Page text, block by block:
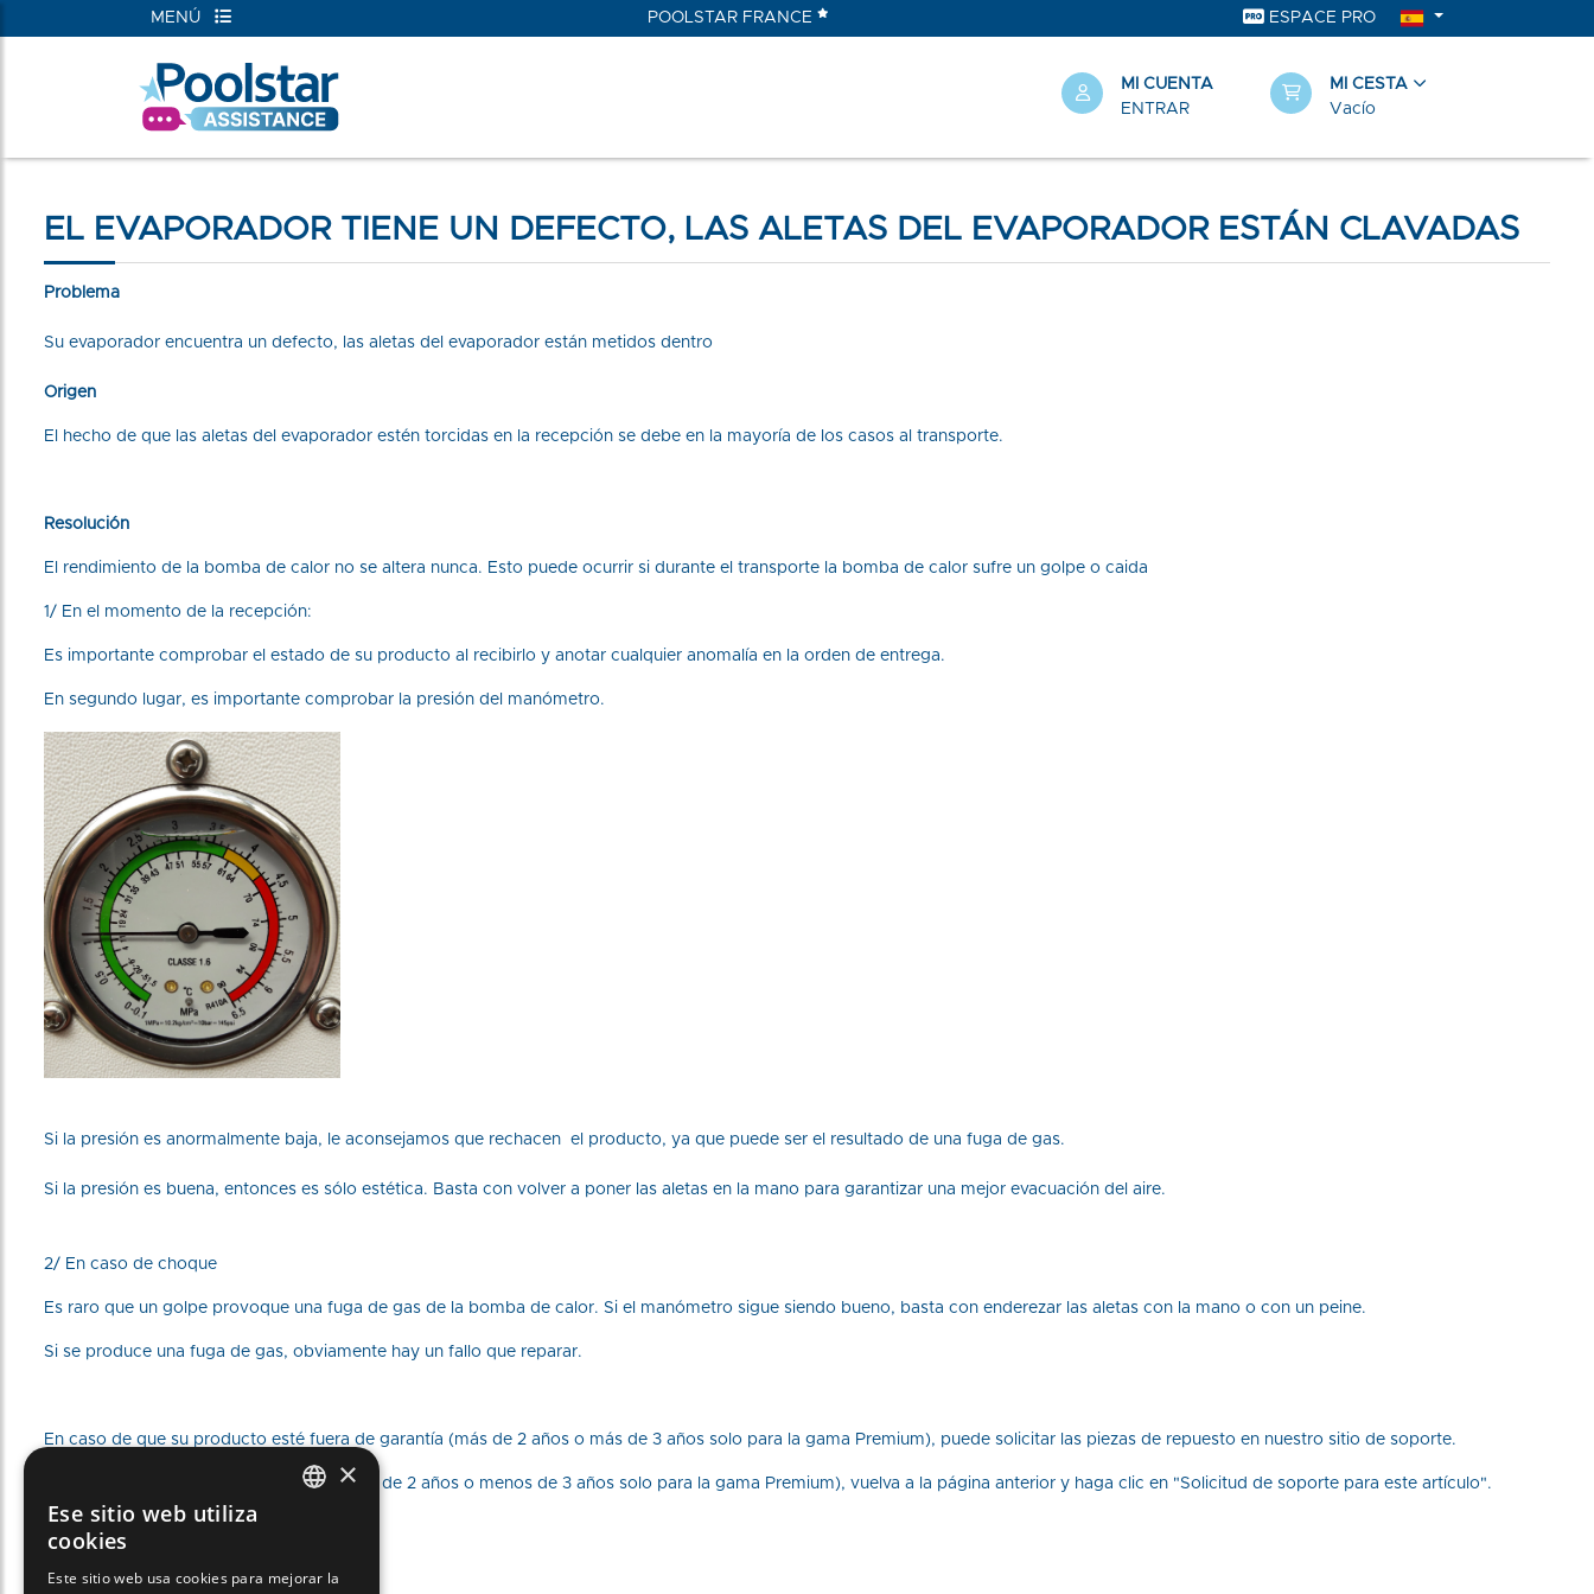
MENÚ POOLSTAR FRANCE ESPACE PRO
MI CUENTA
ENTRAR
MI CESTA
Vacío
EL EVAPORADOR TIENE UN DEFECTO, LAS ALETAS DEL EVAPORADOR ESTÁN CLAVADAS
Problema
Su evaporador encuentra un defecto, las aletas del evaporador están metidos dentro
Origen
El hecho de que las aletas del evaporador estén torcidas en la recepción se debe en la mayoría de los casos al transporte.
Resolución
El rendimiento de la bomba de calor no se altera nunca. Esto puede ocurrir si durante el transporte la bomba de calor sufre un golpe o caida
1/ En el momento de la recepción:
Es importante comprobar el estado de su producto al recibirlo y anotar cualquier anomalía en la orden de entrega.
En segundo lugar, es importante comprobar la presión del manómetro.
Si la presión es anormalmente baja, le aconsejamos que rechacen el producto, ya que puede ser el resultado de una fuga de gas.
Si la presión es buena, entonces es sólo estética. Basta con volver a poner las aletas en la mano para garantizar una mejor evacuación del aire.
2/ En caso de choque
Es raro que un golpe provoque una fuga de gas de la bomba de calor. Si el manómetro sigue siendo bueno, basta con enderezar las aletas con la mano o con un peine.
Si se produce una fuga de gas, obviamente hay un fallo que reparar.
En caso de que su producto esté fuera de garantía (más de 2 años o más de 3 años solo para la gama Premium), puede solicitar las piezas de repuesto en nuestro sitio de soporte.
Si su producto sigue bajo garantía (menos de 2 años o menos de 3 años solo para la gama Premium), vuelva a la página anterior y haga clic en "Solicitud de soporte para este artículo".
×
Ese sitio web utiliza
cookies
Este sitio web usa cookies para mejorar la